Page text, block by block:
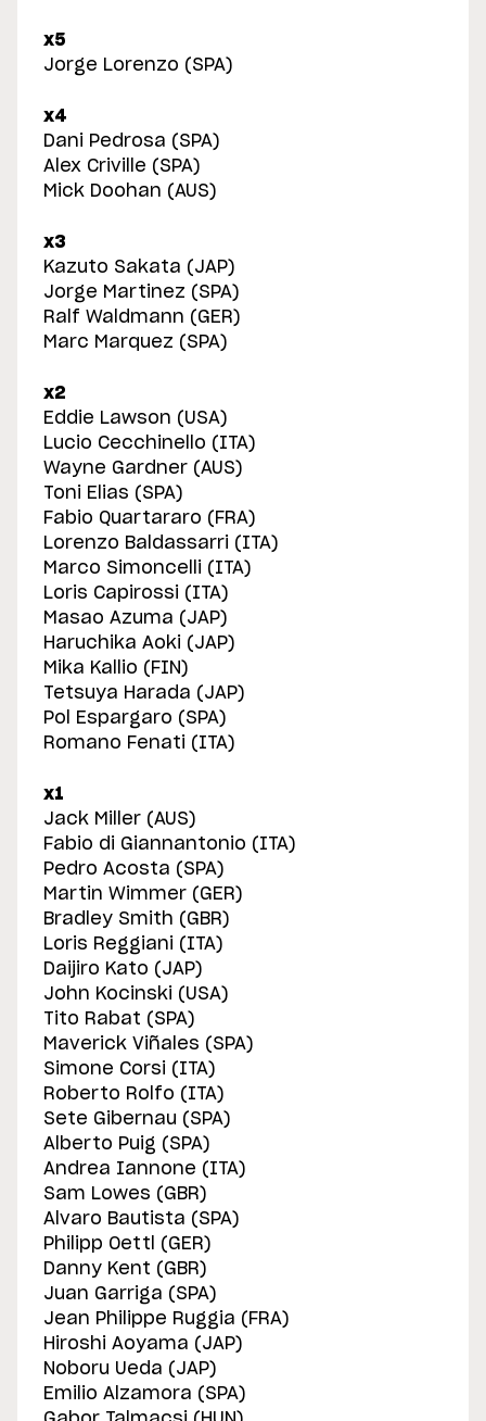
x5
Jorge Lorenzo (SPA)
x4
Dani Pedrosa (SPA)
Alex Criville (SPA)
Mick Doohan (AUS)
x3
Kazuto Sakata (JAP)
Jorge Martinez (SPA)
Ralf Waldmann (GER)
Marc Marquez (SPA)
x2
Eddie Lawson (USA)
Lucio Cecchinello (ITA)
Wayne Gardner (AUS)
Toni Elias (SPA)
Fabio Quartararo (FRA)
Lorenzo Baldassarri (ITA)
Marco Simoncelli (ITA)
Loris Capirossi (ITA)
Masao Azuma (JAP)
Haruchika Aoki (JAP)
Mika Kallio (FIN)
Tetsuya Harada (JAP)
Pol Espargaro (SPA)
Romano Fenati (ITA)
x1
Jack Miller (AUS)
Fabio di Giannantonio (ITA)
Pedro Acosta (SPA)
Martin Wimmer (GER)
Bradley Smith (GBR)
Loris Reggiani (ITA)
Daijiro Kato (JAP)
John Kocinski (USA)
Tito Rabat (SPA)
Maverick Viñales (SPA)
Simone Corsi (ITA)
Roberto Rolfo (ITA)
Sete Gibernau (SPA)
Alberto Puig (SPA)
Andrea Iannone (ITA)
Sam Lowes (GBR)
Alvaro Bautista (SPA)
Philipp Oettl (GER)
Danny Kent (GBR)
Juan Garriga (SPA)
Jean Philippe Ruggia (FRA)
Hiroshi Aoyama (JAP)
Noboru Ueda (JAP)
Emilio Alzamora (SPA)